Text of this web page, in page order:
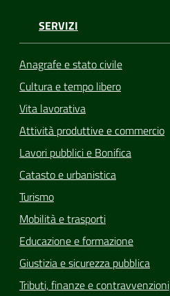
SERVIZI
Anagrafe e stato civile
Cultura e tempo libero
Vita lavorativa
Attività produttive e commercio
Lavori pubblici e Bonifica
Catasto e urbanistica
Turismo
Mobilità e trasporti
Educazione e formazione
Giustizia e sicurezza pubblica
Tributi, finanze e contravvenzioni